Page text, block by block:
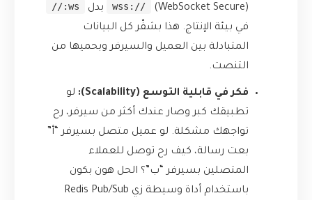
wss://
(WebSocket Secure) بدل
ws://
في بيئة الإنتاج. هذا بشفّر كل البيانات
المتبادلة بين العميل والسيرفر وبحميها من
التنصت.
فكر في قابلية التوسع (Scalability):
لو
تطبيقك كبر وصار عندك أكثر من سيرفر، رح
تواجهك مشكلة. لو عميل متصل بسيرفر “أ”
بعت رسالة، كيف رح توصل للعملاء
المتصلين بسيرفر “ب”؟ الحل هون بكون
باستخدام أداة وسيطة زي Redis Pub/Sub